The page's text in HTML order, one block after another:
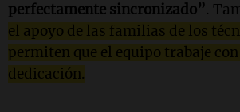
perfectamente sincronizado”.
el apoyo de las familias de los
permiten que el equipo trabaje
dedicación.